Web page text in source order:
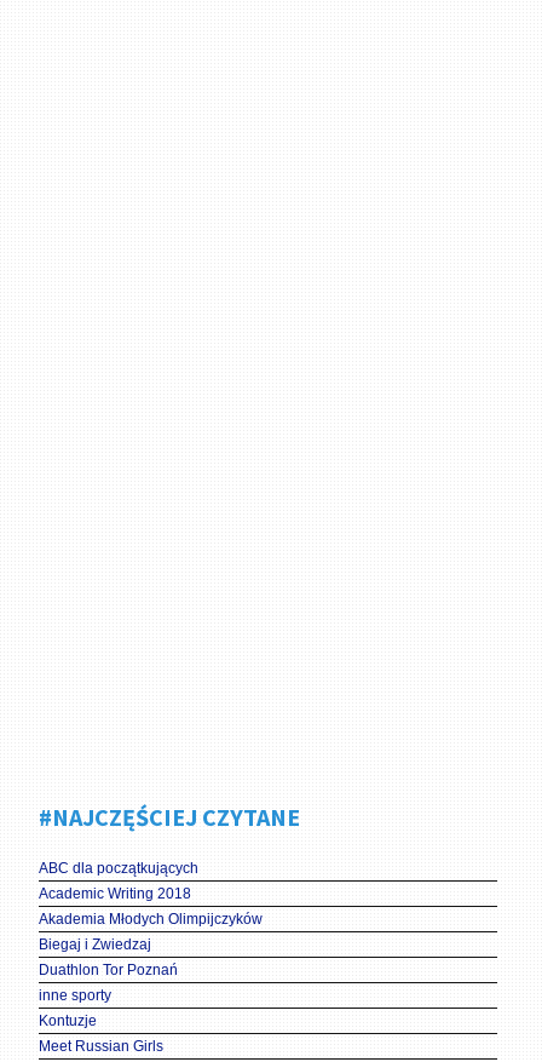
#NAJCZĘŚCIEJ CZYTANE
ABC dla początkujących
Academic Writing 2018
Akademia Młodych Olimpijczyków
Biegaj i Zwiedzaj
Duathlon Tor Poznań
inne sporty
Kontuzje
Meet Russian Girls